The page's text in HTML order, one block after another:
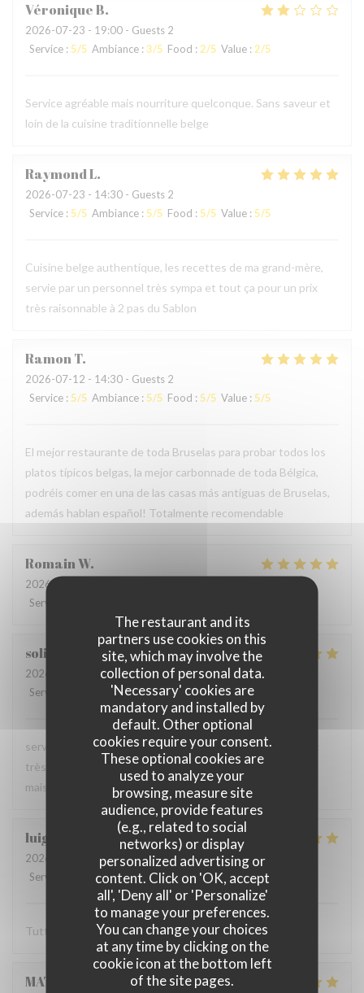
The restaurant and its
partners use cookies on this
site, which may involve the
collection of personal data.
'Necessary' cookies are
mandatory and installed by
default. Other optional
cookies require your consent.
These optional cookies are
used to analyze your
browsing, measure site
audience, provide features
(e.g., related to social
networks) or display
personalized advertising or
content. Click on 'OK, accept
all', 'Deny all' or 'Personalize'
to manage your preferences.
You can change your choices
at any time by clicking on the
cookie icon at the bottom left
of the site pages.
VéroniqueB
2026-07-23 - 19:00 - Guests 2
Service : 5/5 Ambiance : 3/5 Food : 2/5 Value : 2/5
Service agréable mais nourriture quelconque. Sans saveur et
loin de la cuisine traditionnelle belge
RaymondL
2026-07-23 - 14:30 - Guests 2
Service : 5/5 Ambiance : 5/5 Food : 5/5 Value : 5/5
Cuisine belge authentique, les recettes de ma grand-mère,
servie par un personnel très sympa et tout ça pour un prix
très raisonnable à 2 pas du Sablon
RamonT
2026-07-12 - 14:30 - Guests 2
Service : 5/5 Ambiance :5/5 Food :5/5 Value :5/5
El mejor restaurante de toda Bruselas para probar todos los
platos típicos belgas, la mejor carbonnade de toda Bélgica,
podréis comer en una de las casas más antiguas de Bruselas,
además hablan español! Totalmente recomendable
RomainW
2026-06-21
Service
soline
2026-06-13
- 21:00 - Guests 3
Service
Ambiance:5/5 Food:5/5 Value:
serveur très agréable, les plats sont bien servis et surtout
très bons. Mention spéciale pour la mousse au chocolat
maison !
luigi
2026-06-07
- 14:30 - Guests 2
Service
Ambiance: 5/5 Food: 5/5 Value:5/5
Tutto molto buono. Carbonade buonissima
MATHIEU